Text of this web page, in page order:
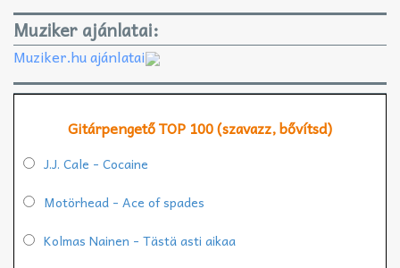
Muziker ajánlatai:
Muziker.hu ajánlatai
Gitárpengető TOP 100 (szavazz, bővítsd)
J.J. Cale - Cocaine
Motörhead - Ace of spades
Kolmas Nainen - Tästä asti aikaa